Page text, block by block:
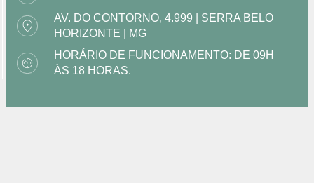
AV. DO CONTORNO, 4.999 | SERRA BELO
HORIZONTE | MG
HORÁRIO DE FUNCIONAMENTO: DE 09H
ÀS 18 HORAS.